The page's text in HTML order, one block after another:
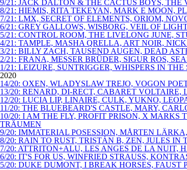
9/21: JACK DALTON & THE CACTUS BOYS,
8/21: HIEMIS, RITA TEKEYAN, MARK E MOON,
7/21: LMX, SECRET OF ELEMENTS, ORIOM,
6/21: GREY GALLOWS, WISBORG, VEIL OF
5/21: CONTROL ROOM, THE LIVELONG JUNE,
4/21: TAMPLE, MASHA QRELLA, ART NOIR,
3/21: BILLY ZACH, TAUSEND AUGEN, DEAD
2/21: FRANA, MESSER BRÜDER, SIGUR ROS,
1/21: LEIZURE, SUNTRIGGER, WHISPERS IN
2020
14/20: OXEN, WLADYSLAW TREJO, VOGON
13/20: RENARD, DI-RECT, CABARET
12/20: LUCIA LIP, LINAIRE, CULK, YUKNO,
11/20: THE BLUEBEARD'S CASTLE, MARY,
10/20: I AM THE FLY, PROFIT PRISON, X
TRÄUMEN
9/20: IMMATERIAL POSESSION, MÅRTEN
8/20: RAIN TO RUST, TRISTÁN B, ZEN, JULES
7/20: ATTRITON+ALU, LES ANGES DE LA NUIT,
6/20: IT'S FOR US, WINFRIED STRAUSS,
5/20: DUKE DUMONT, I BREAK HORSES,